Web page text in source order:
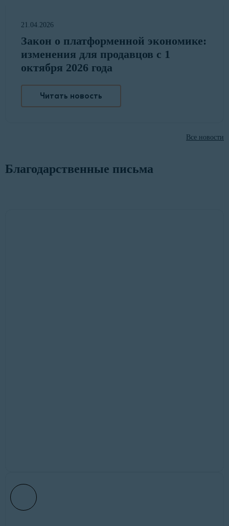
21.04.2026
Закон о платформенной экономике:
изменения для продавцов с 1
октября 2026 года
Читать новость
Все новости
Благодарственные письма